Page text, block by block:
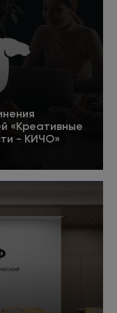
поисковыми
В крупных
Цель
и
SEO.
«Креативные
- КИЧО»
5